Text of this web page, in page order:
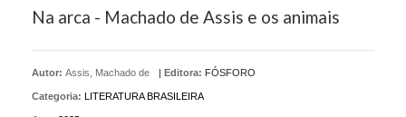
Na arca - Machado de Assis e os animais
Autor: Assis, Machado de | Editora: FÓSFORO
Categoria: LITERATURA BRASILEIRA